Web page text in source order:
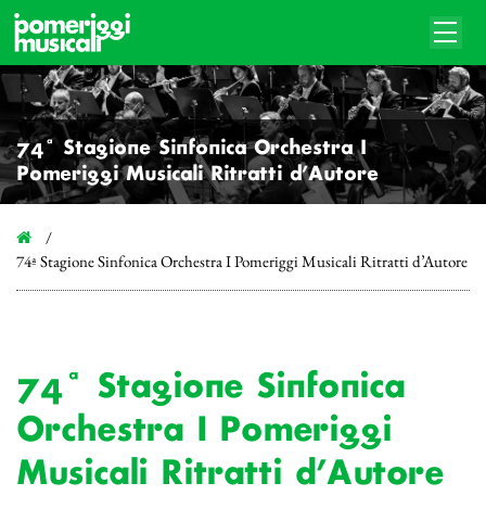
74ª Stagione Sinfonica Orchestra I
Pomeriggi Musicali Ritratti d’Autore
74ª Stagione Sinfonica Orchestra I Pomeriggi Musicali Ritratti d’Autore
74ª Stagione Sinfonica
Orchestra I Pomeriggi
Musicali Ritratti d’Autore